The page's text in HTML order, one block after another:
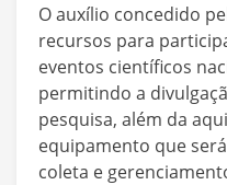
O auxílio concedido
recursos para
eventos científicos
permitindo a
pesquisa, além da
equipamento que
coleta e